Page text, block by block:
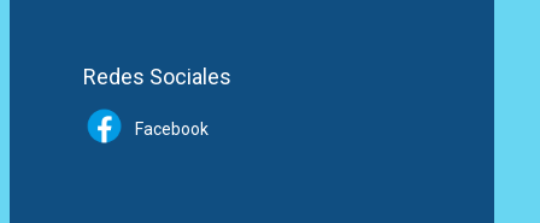
Redes Sociales
Facebook